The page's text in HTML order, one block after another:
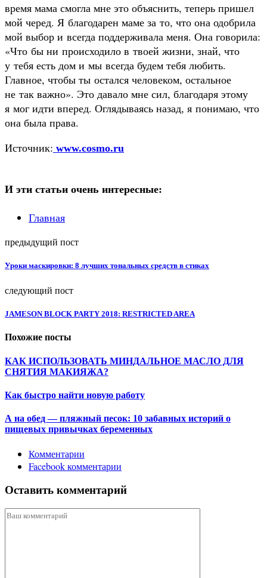
время мама смогла мне это объяснить, теперь пришел
мой черед. Я благодарен маме за то, что она одобрила
мой выбор и всегда поддерживала меня. Она говорила:
«Что бы ни происходило в твоей жизни, знай, что
у тебя есть дом и мы всегда будем тебя любить.
Главное, чтобы ты остался человеком, остальное
не так важно». Это давало мне сил, благодаря этому
я мог идти вперед. Оглядываясь назад, я понимаю, что
она была права.
Источник: www.cosmo.ru
И эти статьи очень интересные:
Главная
предыдущий пост
Уроки маскировки: 8 лучших тональных средств в стиках
следующий пост
JAMESON BLOCK PARTY 2018: RESTRICTED AREA
Похожие посты
КАК ИСПОЛЬЗОВАТЬ МИНДАЛЬНОЕ МАСЛО ДЛЯ
СНЯТИЯ МАКИЯЖА?
Как быстро найти новую работу
А на обед — пляжный песок: 10 забавных историй о
пищевых привычках беременных
Комментарии
Facebook комментарии
Оставить комментарий